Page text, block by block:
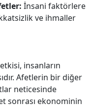
İnsani faktörlere
ve ihmaller
insanların
Afetlerin bir diğer
neticesinde
sonrası ekonominin